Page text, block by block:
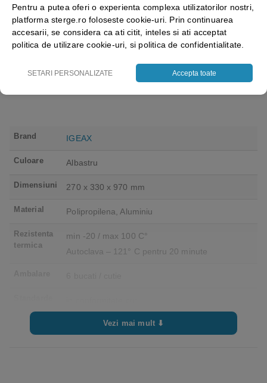
nepudrate, 100buc / cutie
pentru medical, HoReCa,
saloane si domeniul
industrial, calitate premium
4.50 out of 5
18.05 lei
manusi / cutie, varf deget
texturat, certificate pentru
43.69 lei+ TVA
Brand IGEAX
Culoare Albastru
Dimensiuni 270 x 330 x 970 mm
Material Polipropilena, Aluminiu
Rezistenta
termica
min -20 / max 100 C°
Autoclava – 121° C pentru 20 minute
Vezi mai mult ⬇
Pentru a putea oferi o experienta complexa utilizatorilor nostri,
platforma sterge.ro foloseste cookie-uri. Prin continuarea
accesarii, se considera ca ati citit, inteles si ati acceptat
politica de utilizare cookie-uri, si politica de confidentialitate.
SETARI PERSONALIZATE Accepta toate